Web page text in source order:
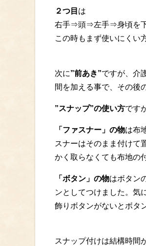
２つ目 は
右手⇒頭⇒左手⇒身頃を
この時もまず使いにくい
次に”前あき”ですが、介
間を加える事で、その後
”スナップ”の使い方です
「ファスナー」の物は布
スナーはそのまま付けて
かく取らなくても布地の
「ボタン」の物はボタン
ンとしてつけました。気
飾りボタンがないとボタ
スナップ付けは結構時間